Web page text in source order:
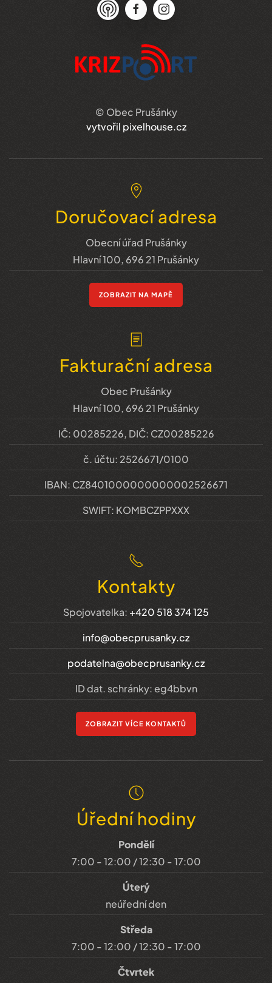
© Obec Prušánky
vytvořil pixelhouse.cz
Doručovací adresa
Obecní úřad Prušánky
Hlavní 100, 696 21 Prušánky
ZOBRAZIT NA MAPĚ
Fakturační adresa
Obec Prušánky
Hlavní 100, 696 21 Prušánky
IČ: 00285226, DIČ: CZ00285226
č. účtu: 2526671/0100
IBAN: CZ8401000000000002526671
SWIFT: KOMBCZPPXXX
Kontakty
Spojovatelka: +420 518 374 125
info@obecprusanky.cz
podatelna@obecprusanky.cz
ID dat. schránky: eg4bbvn
ZOBRAZIT VÍCE KONTAKTŮ
Úřední hodiny
Pondělí
7:00 - 12:00 / 12:30 - 17:00
Úterý
neúřední den
Středa
7:00 - 12:00 / 12:30 - 17:00
Čtvrtek